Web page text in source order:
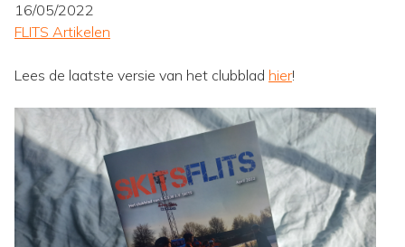
16/05/2022
FLITS Artikelen
Lees de laatste versie van het clubblad hier!